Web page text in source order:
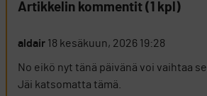
Artikkelin kommentit (1 kpl)
aldair 18 kesäkuun, 2026 19:28
No eikö nyt tänä päivänä voi vaihtaa
Jäi katsomatta tämä.